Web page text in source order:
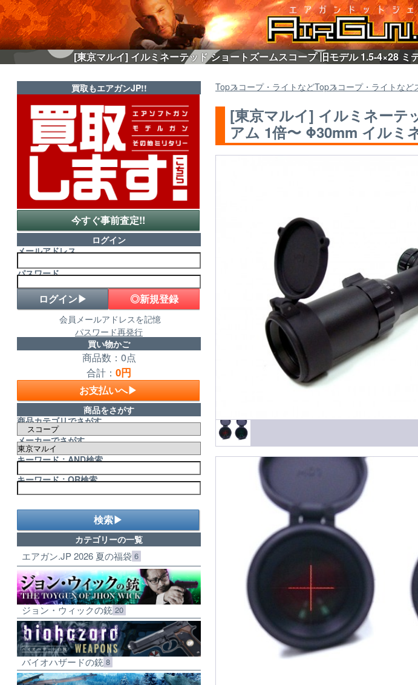
[東京マルイ] イルミネーテッド ショートズームスコープ 旧モデル 1.5-4×28
Topスコープ・ライトなどTopスコープ・ライトなど
[東京マルイ] イルミネーテ
アム 1倍〜 Φ30mm イルミ
買取もエアガンJP!!
今すぐ事前査定!!
ログイン
メールアドレス
パスワード
◎新規登録
会員メールアドレスを記憶
パスワード再発行
買い物かご
商品数：0点
合計： 0円
お支払いへ▶
商品をさがす
商品カテゴリでさがす
メーカーでさがす
キーワード：AND検索
キーワード：OR検索
検索▶
カテゴリーの一覧
エアガン.JP 2026 夏の福袋 6
ジョン・ウィックの銃 20
バイオハザードの銃 8